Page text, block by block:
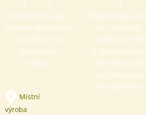
Místní
výroba